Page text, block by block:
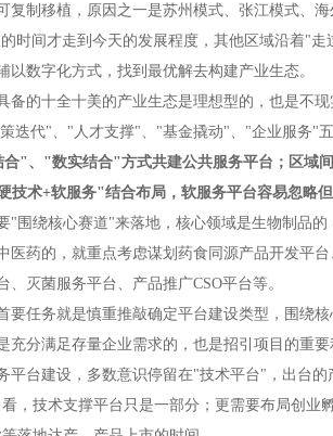
复制移植，原因之一是苏州模式、张江模式、
时间才走到今天的发展程度，其他区域沿着"
数字化方式，找到最优解去构建产业生态。
备的十全十美的产业生态是理想型的，也是不
迭代"、"人才支撑"、"基金撬动"、"企业服务"五
合"、"数实结合"方式共建公共服务平台；区域
技术+软服务"结合布局，软服务平台容易忽略但
"围绕核心赛道"来落地，核心领域是生物制品
医药的，就重点考虑谋划药食同源产品开发平
灭菌服务平台、产品推广CSO平台等。
要任务就是慎重推敲确定平台建设类型，围绕
分满足存量企业需求的，也是招引项目的重要
平台建设，多数意识停留在"技术平台"，出台
，技术支撑平台只是一部分；更需要布局创业